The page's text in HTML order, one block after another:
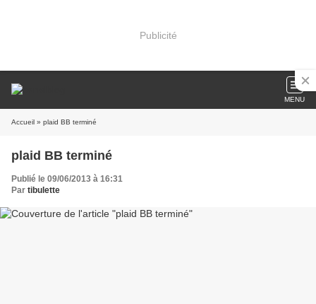
Publicité
MENU
Accueil » plaid BB terminé
plaid BB terminé
Publié le 09/06/2013 à 16:31
Par tibulette